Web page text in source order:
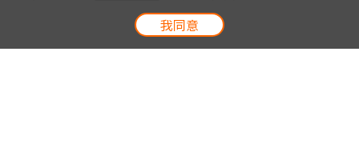
我同意